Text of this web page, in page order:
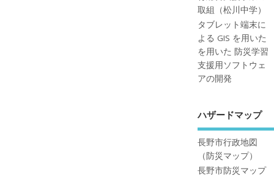
取組（松川中学）
タブレット端末に
よる GIS を用いた
を用いた 防災学習
支援用ソフトウェ
アの開発
ハザードマップ
長野市行政地図
（防災マップ）
長野市防災マップ